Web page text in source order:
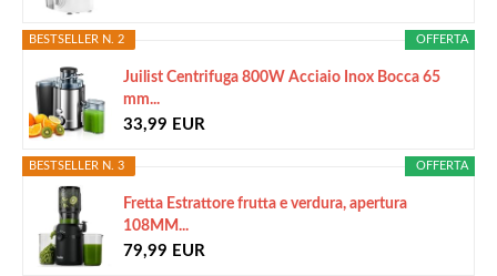
OFFERTA
BESTSELLER N. 2
Juilist Centrifuga 800W Acciaio Inox Bocca 65
mm...
33,99 EUR
OFFERTA
BESTSELLER N. 3
Fretta Estrattore frutta e verdura, apertura
108MM...
79,99 EUR